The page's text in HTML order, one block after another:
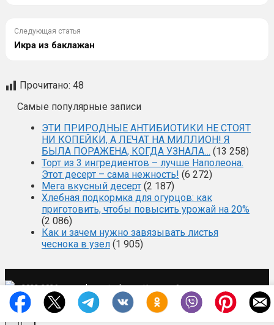
Следующая статья
Икра из баклажан
Прочитано: 48
Самые популярные записи
ЭТИ ПРИРОДНЫЕ АНТИБИОТИКИ НЕ СТОЯТ
НИ КОПЕЙКИ, А ЛЕЧАТ НА МИЛЛИОН! Я
БЫЛА ПОРАЖЕНА, КОГДА УЗНАЛА… (13 258)
Торт из 3 ингредиентов – лучше Наполеона.
Этот десерт – сама нежность! (6 272)
Мега вкусный десерт (2 187)
Хлебная подкормка для огурцов: как
приготовить, чтобы повысить урожай на 20%
(2 086)
Как и зачем нужно завязывать листья
чеснока в узел (1 905)
·2022-2026 ·mysad-zagotovka.ru ·Карта сайта